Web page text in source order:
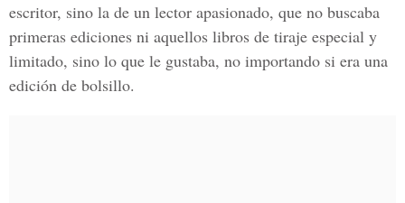
escritor, sino la de un lector apasionado, que no buscaba
primeras ediciones ni aquellos libros de tiraje especial y
limitado, sino lo que le gustaba, no importando si era una
edición de bolsillo.